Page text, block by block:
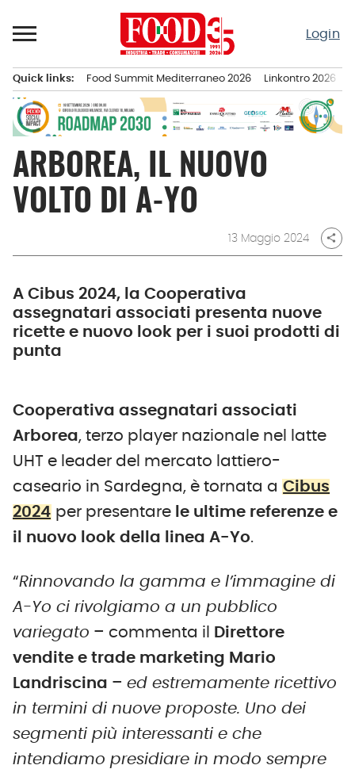
al
Login
principale
Quick links: Food Summit Mediterraneo 2026 Linkontro 2026
ARBOREA, IL NUOVO
VOLTO DI A-YO
13 Maggio 2024 share
A Cibus 2024, la Cooperativa
assegnatari associati presenta nuove
ricette e nuovo look per i suoi prodotti di
punta
Cooperativa assegnatari associati
Arborea, terzo player nazionale nel latte
UHT e leader del mercato lattiero-
caseario in Sardegna, è tornata a Cibus
2024 per presentare le ultime referenze e
il nuovo look della linea A-Yo.
“Rinnovando la gamma e l’immagine di
A-Yo ci rivolgiamo a un pubblico
variegato – commenta il
Direttore
vendite e trade marketing Mario
Landriscina – ed estremamente ricettivo
in termini di nuove proposte. Uno dei
segmenti più interessanti e che
intendiamo presidiare in modo sempre